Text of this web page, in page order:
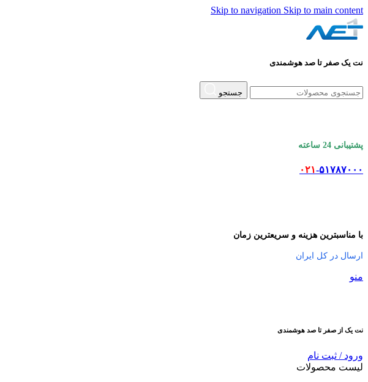
Skip to navigation Skip to main content
نت یک صفر تا صد هوشمندی
جستجو
پشتیبانی 24 ساعته
۰۲۱-۵۱۷۸۷۰۰۰
با مناسبترین هزینه و سریعترین زمان
ارسال در کل ایران
منو
نت یک از صفر تا صد هوشمندی
ورود / ثبت نام
لیست محصولات